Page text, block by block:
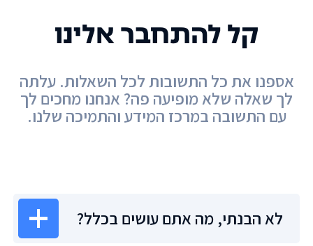
לא הבנתי, מה אתם עושים בכלל?
קל להתחבר אלינו
אספנו את כל התשובות לכל השאלות. עלתה
לך שאלה שלא מופיעה פה? אנחנו מחכים לך
עם התשובה במרכז המידע והתמיכה שלנו.